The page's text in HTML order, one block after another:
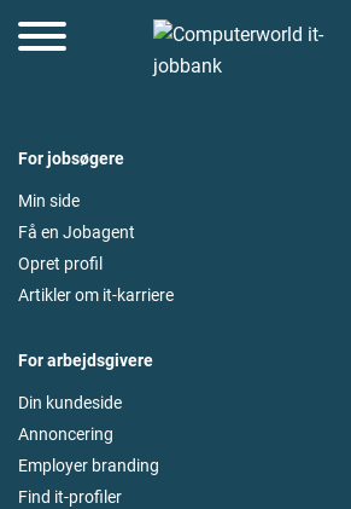
For jobsøgere
Min side
Få en Jobagent
Opret profil
Artikler om it-karriere
For arbejdsgivere
Din kundeside
Annoncering
Employer branding
Find it-profiler